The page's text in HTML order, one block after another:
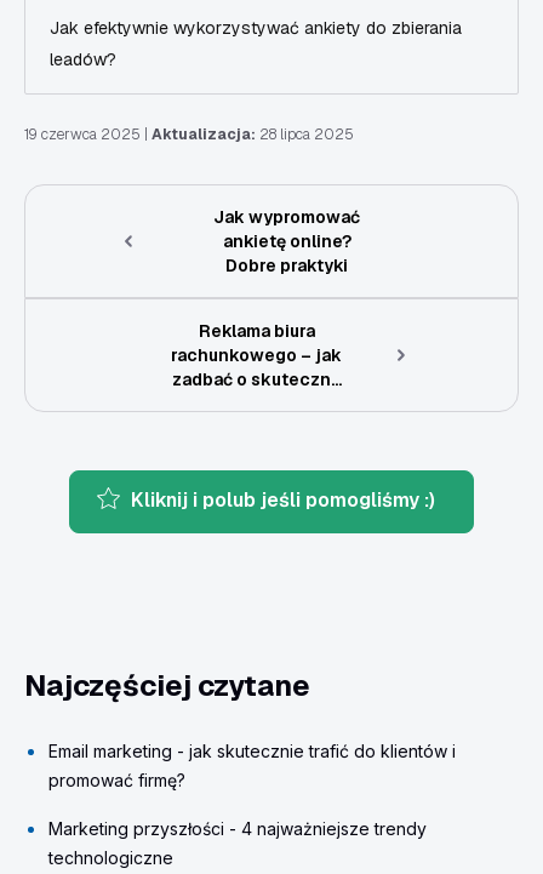
Jak efektywnie wykorzystywać ankiety do zbierania
leadów?
19 czerwca 2025 Aktualizacja: 28 lipca 2025
Jak wypromować
ankietę online?
Dobre praktyki
Reklama biura
rachunkowego – jak
zadbać o skuteczn...
Kliknij i polub jeśli pomogliśmy :)
Najczęściej czytane
Email marketing - jak skutecznie trafić do klientów i
promować firmę?
Marketing przyszłości - 4 najważniejsze trendy
technologiczne